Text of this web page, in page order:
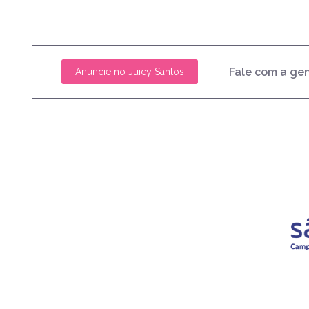
Anuncie no Juicy Santos Fale com a